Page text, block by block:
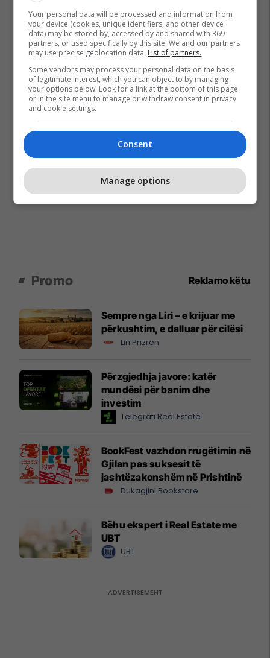
Promo Reklamo këtu
Sempre nga Liri – e krijuar me
përkushtim, e dalluar për cilësi
Liri Prizren
Përzgjedhja javore: katër
mundësi për banim dhe
investim
Telegrafi Real Estate
BookFest vazhdon rrugëtimin në
Gjilan pas suksesit të
jashtëzakonshëm në Prishtinë
Dukagjini Bookstore
Bëhu ekspert i Real Estate me
UBT
UBT
Your personal data will be processed and information from
your device (cookies, unique identifiers, and other device
data) may be stored by, accessed by and shared with 369
partners, or used specifically by this site. We and our partners
may use precise geolocation data. List of partners.
Some vendors may process your personal data on the basis
of legitimate interest, which you can object to by managing
your options below. Look for a link at the bottom of this page
or in the site menu to manage or withdraw consent in privacy
and cookie settings.
Consent
Manage options